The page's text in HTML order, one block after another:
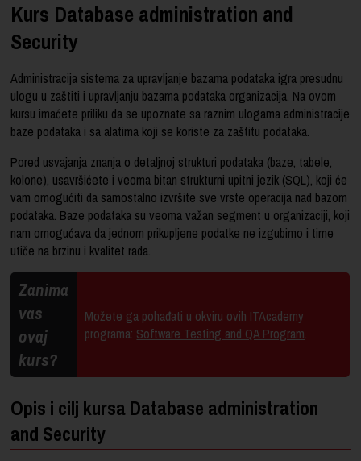
Kurs Database administration and
Security
Administracija sistema za upravljanje bazama podataka igra presudnu
ulogu u zaštiti i upravljanju bazama podataka organizacija. Na ovom
kursu imaćete priliku da se upoznate sa raznim ulogama administracije
baze podataka i sa alatima koji se koriste za zaštitu podataka.
Pored usvajanja znanja o detaljnoj strukturi podataka (baze, tabele,
kolone), usavršićete i veoma bitan strukturni upitni jezik (SQL), koji će
vam omogućiti da samostalno izvršite sve vrste operacija nad bazom
podataka. Baze podataka su veoma važan segment u organizaciji, koji
nam omogućava da jednom prikupljene podatke ne izgubimo i time
utiče na brzinu i kvalitet rada.
Zanima
vas
ovaj
kurs?
Možete ga pohađati u okviru ovih ITAcademy
programa: Software Testing and QA Program.
Opis i cilj kursa Database administration
and Security